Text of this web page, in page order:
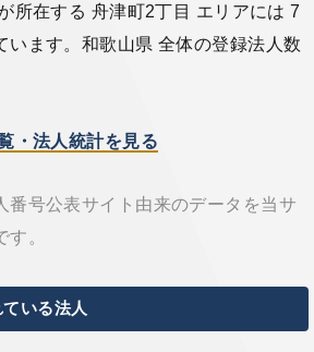
所在する 舟津町2丁目 エリアには 7
います。和歌山県 全体の登録法人数
・法人統計を見る
号公表サイト由来のデータを当サ
。
いる法人